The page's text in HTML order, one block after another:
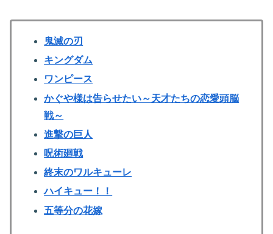
鬼滅の刃
キングダム
ワンピース
かぐや様は告らせたい～天才たちの恋愛頭脳
戦～
進撃の巨人
呪術廻戦
終末のワルキューレ
ハイキュー！！
五等分の花嫁